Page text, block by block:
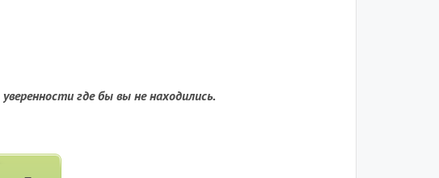
где бы вы не находились.